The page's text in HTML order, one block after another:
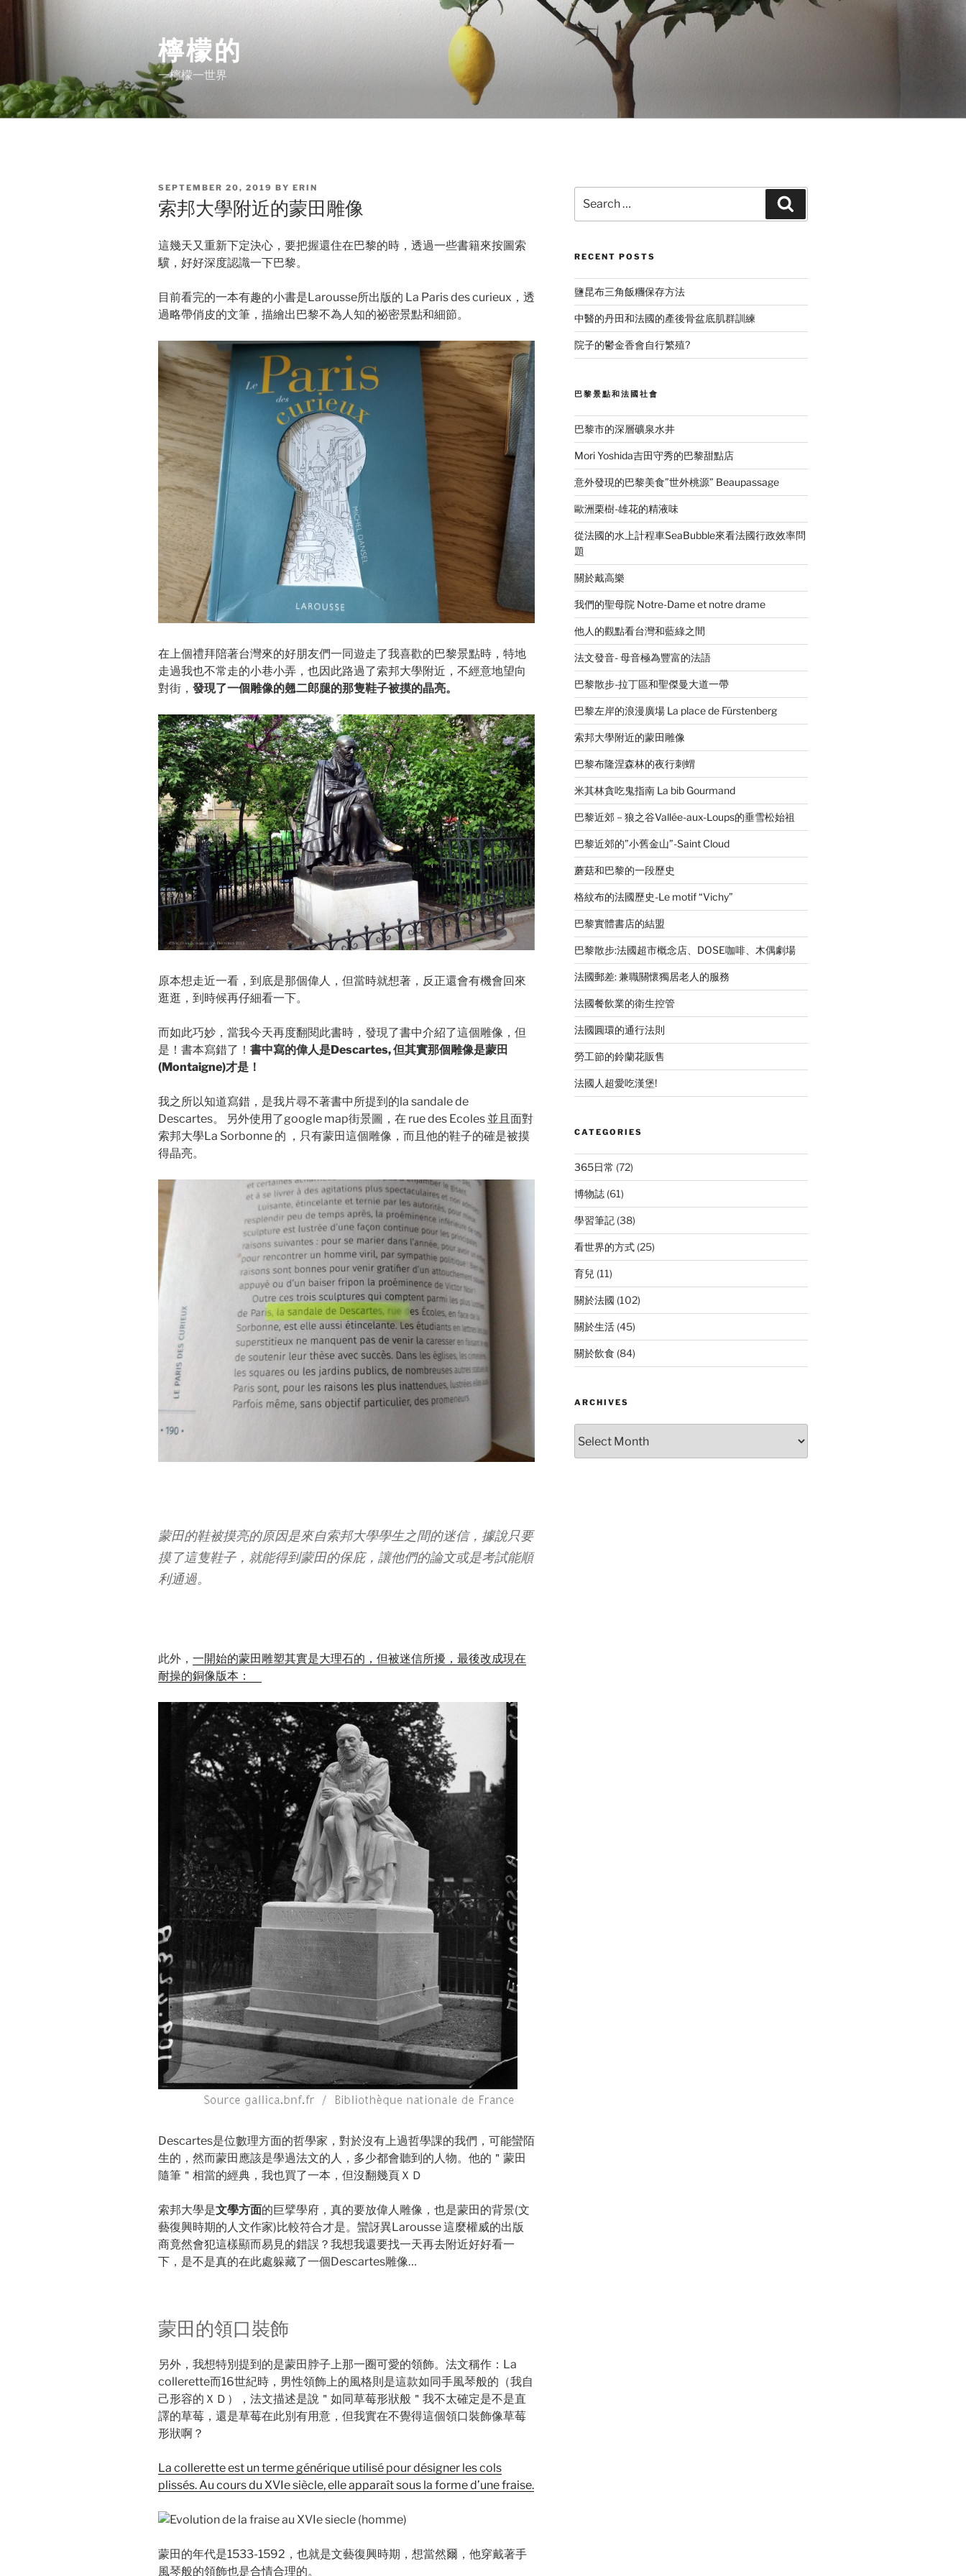
檸檬的
一檸檬一世界
POSTED
ON
SEPTEMBER 20, 2019 BY ERIN
索邦大學附近的蒙田雕像
這幾天又重新下定決心，要把握還住在巴黎的時，透過一些書籍來按圖索
驥，好好深度認識一下巴黎。
目前看完的一本有趣的小書是Larousse所出版的 La Paris des curieux，透
過略帶俏皮的文筆，描繪出巴黎不為人知的祕密景點和細節。
在上個禮拜陪著台灣來的好朋友們一同遊走了我喜歡的巴黎景點時，特地
走過我也不常走的小巷小弄，也因此路過了索邦大學附近，不經意地望向
對街， 發現了一個雕像的翹二郎腿的那隻鞋子被摸的晶亮。
原本想走近一看，到底是那個偉人，但當時就想著，反正還會有機會回來
逛逛，到時候再仔細看一下。
而如此巧妙，當我今天再度翻閱此書時，發現了書中介紹了這個雕像，但
是！書本寫錯了！ 書中寫的偉人是Descartes, 但其實那個雕像是蒙田
(Montaigne)才是！
我之所以知道寫錯，是我片尋不著書中所提到的la sandale de
Descartes。 另外使用了google map街景圖，在 rue des Ecoles 並且面對
索邦大學La Sorbonne 的 ，只有蒙田這個雕像，而且他的鞋子的確是被摸
得晶亮。
蒙田的鞋被摸亮的原因是來自索邦大學學生之間的迷信，據說只要
摸了這隻鞋子，就能得到蒙田的保庇，讓他們的論文或是考試能順
利通過。
此外， 一開始的蒙田雕塑其實是大理石的，但被迷信所擾，最後改成現在
耐操的銅像版本：
Descartes是位數理方面的哲學家，對於沒有上過哲學課的我們，可能蠻陌
生的，然而蒙田應該是學過法文的人，多少都會聽到的人物。他的＂蒙田
隨筆＂相當的經典，我也買了一本，但沒翻幾頁ＸＤ
索邦大學是文學方面的巨擘學府，真的要放偉人雕像，也是蒙田的背景(文
藝復興時期的人文作家)比較符合才是。蠻訝異Larousse 這麼權威的出版
商竟然會犯這樣顯而易見的錯誤？我想我還要找一天再去附近好好看一
下，是不是真的在此處躲藏了一個Descartes雕像…
蒙田的領口裝飾
另外，我想特別提到的是蒙田脖子上那一圈可愛的領飾。法文稱作：La
collerette而16世紀時，男性領飾上的風格則是這款如同手風琴般的（我自
己形容的ＸＤ），法文描述是說＂如同草莓形狀般＂我不太確定是不是直
譯的草莓，還是草莓在此別有用意，但我實在不覺得這個領口裝飾像草莓
形狀啊？
La collerette est un terme générique utilisé pour désigner les cols
plissés. Au cours du XVIe siècle, elle apparaît sous la forme d’une fraise.
蒙田的年代是1533-1592，也就是文藝復興時期，想當然爾，他穿戴著手
風琴般的領飾也是合情合理的。
for:
RECENT POSTS
鹽昆布三角飯糰保存方法
中醫的丹田和法國的產後骨盆底肌群訓練
院子的鬱金香會自行繁殖?
巴黎景點和法國社會
巴黎市的深層礦泉水井
Mori Yoshida吉田守秀的巴黎甜點店
意外發現的巴黎美食”世外桃源” Beaupassage
歐洲栗樹-雄花的精液味
從法國的水上計程車SeaBubble來看法國行政效率問
題
關於戴高樂
我們的聖母院 Notre-Dame et notre drame
他人的觀點看台灣和藍綠之間
法文發音- 母音極為豐富的法語
巴黎散步-拉丁區和聖傑曼大道一帶
巴黎左岸的浪漫廣場 La place de Fürstenberg
索邦大學附近的蒙田雕像
巴黎布隆涅森林的夜行刺蝟
米其林貪吃鬼指南 La bib Gourmand
巴黎近郊－狼之谷Vallée-aux-Loups的垂雪松始祖
巴黎近郊的”小舊金山”-Saint Cloud
蘑菇和巴黎的一段歷史
格紋布的法國歷史-Le motif “Vichy”
巴黎實體書店的結盟
巴黎散步:法國超市概念店、DOSE咖啡、木偶劇場
法國郵差: 兼職關懷獨居老人的服務
法國餐飲業的衛生控管
法國圓環的通行法則
勞工節的鈴蘭花販售
法國人超愛吃漢堡!
CATEGORIES
365日常 (72)
博物誌(61)
學習筆記(38)
看世界的方式(25)
育兒 (11)
關於法國 (102)
關於生活(45)
關於飲食 (84)
ARCHIVES